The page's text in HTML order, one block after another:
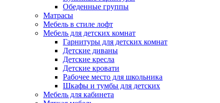
Обеденные группы
Матрасы
Мебель в стиле лофт
Мебель для детских комнат
Гарнитуры для детских комнат
Детские диваны
Детские кресла
Детские кровати
Рабочее место для школьника
Шкафы и тумбы для детских
Мебель для кабинета